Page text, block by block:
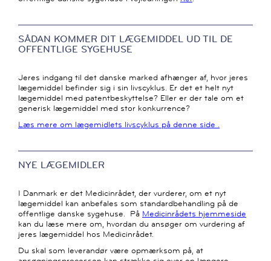
SÅDAN KOMMER DIT LÆGEMIDDEL UD TIL DE
OFFENTLIGE SYGEHUSE
Jeres indgang til det danske marked afhænger af, hvor jeres
lægemiddel befinder sig i sin livscyklus. Er det et helt nyt
lægemiddel med patentbeskyttelse? Eller er der tale om et
generisk lægemiddel med stor konkurrence?
Læs mere om lægemidlets livscyklus på denne side .
NYE LÆGEMIDLER
I Danmark er det Medicinrådet, der vurderer, om et nyt
lægemiddel kan anbefales som standardbehandling på de
offentlige danske sygehuse. På Medicinrådets hjemmeside
kan du læse mere om, hvordan du ansøger om vurdering af
jeres lægemiddel hos Medicinrådet.
Du skal som leverandør være opmærksom på, at